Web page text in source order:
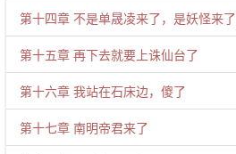
第十四章 不是单晟凌来了，是妖怪来了
第十五章 再下去就要上诛仙台了
第十六章 我站在石床边，傻了
第十七章 南明帝君来了